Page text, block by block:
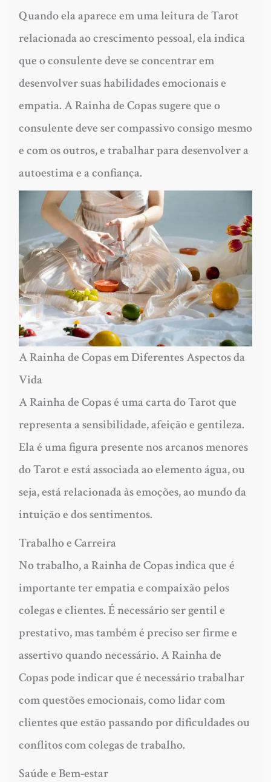
Quando ela aparece em uma leitura de Tarot
relacionada ao crescimento pessoal, ela indica
que o consulente deve se concentrar em
desenvolver suas habilidades emocionais e
empatia. A Rainha de Copas sugere que o
consulente deve ser compassivo consigo mesmo
e com os outros, e trabalhar para desenvolver a
autoestima e a confiança.
A Rainha de Copas em Diferentes Aspectos da
Vida
A Rainha de Copas é uma carta do Tarot que
representa a sensibilidade, afeição e gentileza.
Ela é uma figura presente nos arcanos menores
do Tarot e está associada ao elemento água, ou
seja, está relacionada às emoções, ao mundo da
intuição e dos sentimentos.
Trabalho e Carreira
No trabalho, a Rainha de Copas indica que é
importante ter empatia e compaixão pelos
colegas e clientes. É necessário ser gentil e
prestativo, mas também é preciso ser firme e
assertivo quando necessário. A Rainha de
Copas pode indicar que é necessário trabalhar
com questões emocionais, como lidar com
clientes que estão passando por dificuldades ou
conflitos com colegas de trabalho.
Saúde e Bem-estar